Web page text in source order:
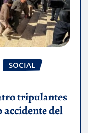
SOCIAL
tripulantes
del